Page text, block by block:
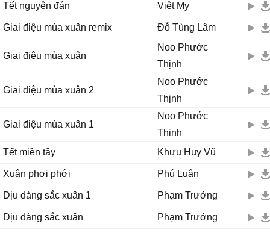
Tết nguyên đán
Việt My
Giai điệu mùa xuân remix Đỗ Tùng Lâm
Giai điệu mùa xuân
Noo Phước
Thịnh
Giai điệu mùa xuân 2
Noo Phước
Thịnh
Giai điệu mùa xuân 1
Noo Phước
Thịnh
Tết miền tây
Khưu Huy Vũ
Xuân phơi phới Phú Luân
Dịu dàng sắc xuân 1 Phạm Trưởng
Dịu dàng sắc xuân Phạm Trưởng